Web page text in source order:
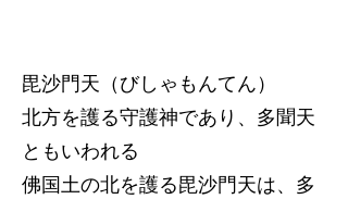
毘沙門天（びしゃもんてん）
北方を護る守護神であり、多聞天
ともいわれる
佛国土の北を護る毘沙門天は、多